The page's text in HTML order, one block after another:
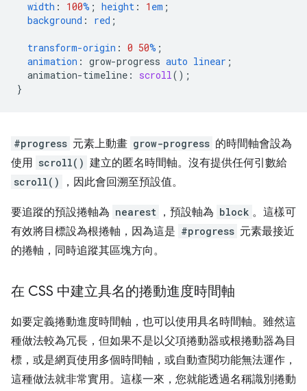
width : 100% ; height : 1 em ;
background : red ;
transform-origin : 0 50% ;
animation : grow-progress auto linear ;
animation-timeline : scroll();
}
#progress 元素上動畫 grow-progress 的時間軸會設為
使用 scroll() 建立的匿名時間軸。沒有提供任何引數給
scroll() ，因此會回溯至預設值。
要追蹤的預設捲軸為 nearest ，預設軸為 block 。這樣可
有效將目標設為根捲軸，因為這是 #progress 元素最接近
的捲軸，同時追蹤其區塊方向。
在 CSS 中建立具名的捲動進度時間軸
如要定義捲動進度時間軸，也可以使用具名時間軸。雖然這
種做法較為冗長，但如果不是以父項捲動器或根捲動器為目
標，或是網頁使用多個時間軸，或自動查閱功能無法運作，
這種做法就非常實用。這樣一來，您就能透過名稱識別捲動